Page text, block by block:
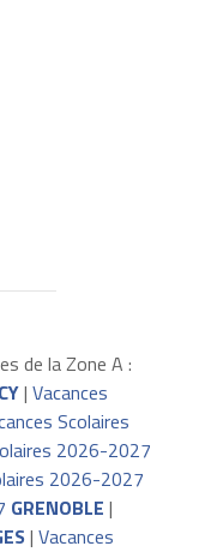
de la Zone A :
| Vacances
Scolaires
2026-2027
2026-2027
GRENOBLE |
| Vacances